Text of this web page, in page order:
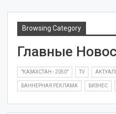
Browsing Category
Главные
"КАЗАХСТАН - 2050" TV
БАННЕРНАЯ РЕКЛАМА БИЗНЕС